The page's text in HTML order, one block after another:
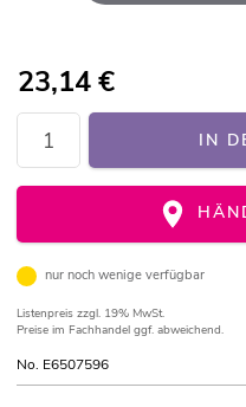
23,14€
IN
nur noch wenige verfügbar
Listenpreis zzgl. 19% MwSt.
Preise im Fachhandel ggf. abweichend.
No. E6507596